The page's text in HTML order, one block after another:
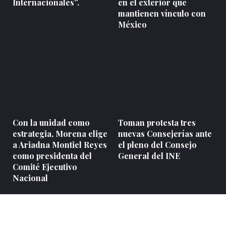
Internacionales”.
en el exterior que
mantienen vínculo con
México
Con la unidad como
estrategia, Morena elige
a Ariadna Montiel Reyes
como presidenta del
Comité Ejecutivo
Nacional
Toman protesta tres
nuevas Consejerías ante
el pleno del Consejo
General del INE